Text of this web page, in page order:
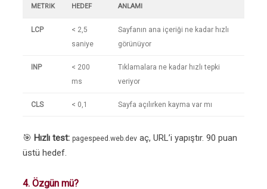
METRIK HEDEF ANLAMI
LCP
< 2,5
saniye
Sayfanın ana içeriği ne kadar hızlı
görünüyor
INP
< 200
ms
Tıklamalara ne kadar hızlı tepki
veriyor
CLS < 0,1 Sayfa açılırken kayma var mı
🎯 Hızlı test: pagespeed.web.dev aç, URL’i yapıştır. 90 puan
üstü hedef.
4. Özgün mü?